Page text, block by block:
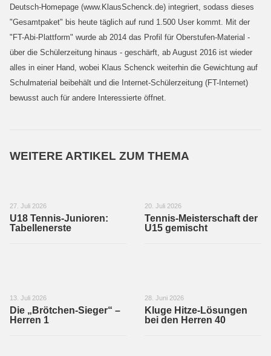
Deutsch-Homepage (www.KlausSchenck.de) integriert, sodass dieses
"Gesamtpaket" bis heute täglich auf rund 1.500 User kommt. Mit der
"FT-Abi-Plattform" wurde ab 2014 das Profil für Oberstufen-Material -
über die Schülerzeitung hinaus - geschärft, ab August 2016 ist wieder
alles in einer Hand, wobei Klaus Schenck weiterhin die Gewichtung auf
Schulmaterial beibehält und die Internet-Schülerzeitung (FT-Internet)
bewusst auch für andere Interessierte öffnet.
WEITERE ARTIKEL ZUM THEMA
27. Juli 2026
U18 Tennis-Junioren:
Tabellenerste
20. Juli 2026
Tennis-Meisterschaft der
U15 gemischt
13. Juli 2026
Die „Brötchen-Sieger“ –
Herren 1
28. Juni 2026
Kluge Hitze-Lösungen
bei den Herren 40